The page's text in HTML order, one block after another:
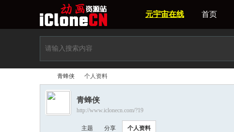
元宇宙在线 首页
›
青蜂侠 个人资料
青蜂侠
http://www.iclonecn.com/?19
主题 分享 个人资料